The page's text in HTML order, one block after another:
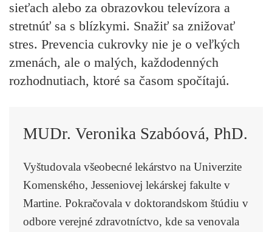
sieťach alebo za obrazovkou televízora a
stretnúť sa s blízkymi. Snažiť sa znižovať
stres. Prevencia cukrovky nie je o veľkých
zmenách, ale o malých, každodenných
rozhodnutiach, ktoré sa časom spočítajú.
MUDr. Veronika Szabóová, PhD.
Vyštudovala všeobecné lekárstvo na Univerzite
Komenského, Jesseniovej lekárskej fakulte v
Martine. Pokračovala v doktorandskom štúdiu v
odbore verejné zdravotníctvo, kde sa venovala